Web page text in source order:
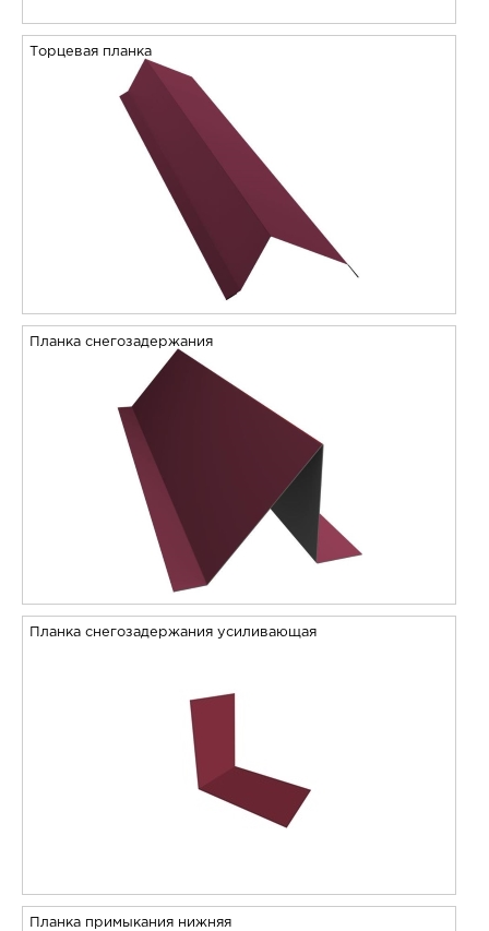
Торцевая планка
Планка снегозадержания
Планка снегозадержания усиливающая
Планка примыкания нижняя